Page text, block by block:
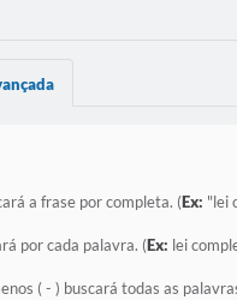
a frase por completa. (Ex: "lei
por cada palavra. (Ex: lei
( - ) buscará todas as